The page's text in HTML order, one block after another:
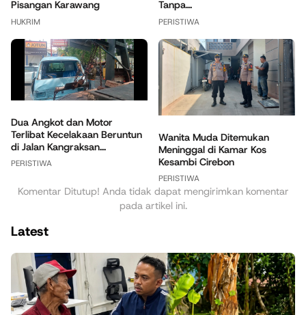
Pisangan Karawang
HUKRIM
Tanpa...
PERISTIWA
Dua Angkot dan Motor
Terlibat Kecelakaan Beruntun
di Jalan Kangraksan...
PERISTIWA
Wanita Muda Ditemukan
Meninggal di Kamar Kos
Kesambi Cirebon
PERISTIWA
Komentar Ditutup! Anda tidak dapat mengirimkan komentar
pada artikel ini.
Latest